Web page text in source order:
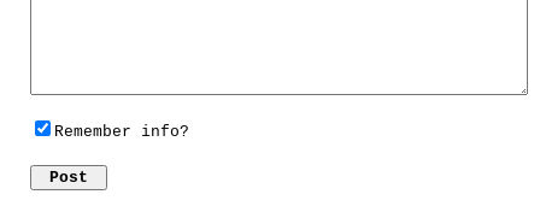
Remember info?